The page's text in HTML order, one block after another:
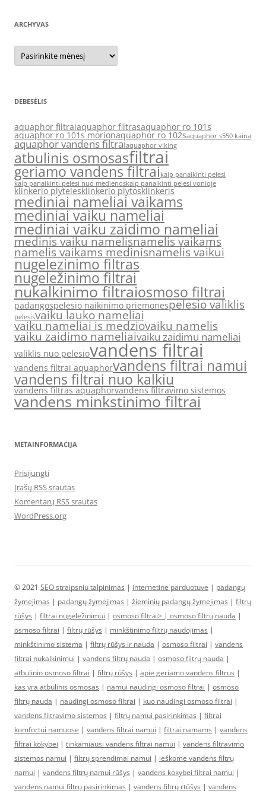
ARCHYVAS
Archyvas
DEBESĖLIS
aquaphor filtraiaquaphor filtrasaquaphor ro 101s
aquaphor ro 101s morionaquaphor ro 102saquaphor s550 kaina
aquaphor vandens filtraiaquaphor viking
atbulinis osmosasfiltrai
geriamo vandens filtraikaip panaikinti pelesi
kaip panaikinti pelesi nuo medienoskaip panaikinti pelesi vonioje
klinkerio plytelesklinkerio plytosklinkeris
mediniai nameliai vaikams
mediniai vaiku nameliai
mediniai vaiku zaidimo nameliai
medinis vaiku namelisnamelis vaikams
namelis vaikams medinisnamelis vaikui
nugelezinimo filtras
nugeležinimo filtrai
nukalkinimo filtraiosmoso filtrai
padangospelesio naikinimo priemonespelesio valiklis
pelesisvaiku lauko nameliai
vaiku nameliai is medziovaiku namelis
vaiku zaidimo nameliaivaiku zaidimu nameliai
valiklis nuo pelesiovandens filtrai
vandens filtrai aquaphorvandens filtrai namui
vandens filtrai nuo kalkiu
vandens filtras aquaphorvandens filtravimo sistemos
vandens minkstinimo filtrai
METAINFORMACIJA
Prisijungti
Įrašų RSS srautas
Komentarų RSS srautas
WordPress.org
© 2021 SEO straipsniu talpinimas | internetine parduotuve | padangų
žymėjimas | padangų žymėjimas | žieminių padangų žymėjimas | filtrų
rūšys | filtrai nugeležinimui | osmoso filtrai> | osmoso filtrų nauda |
osmoso filtrai | filtrų rūšys | minkštinimo filtrų naudojimas |
minkštinimo sistema | filtrų rūšys ir nauda | osmoso filtrai | vandens
filtrai nukalkinimui | vandens filtrų nauda | osmoso filtrų nauda |
atbulinio osmoso filtrai | filtrų rūšys | apie geriamo vandens filtrus |
kas yra atbulinis osmosas | namui naudingi osmoso filtrai | osmoso
filtrų nauda | naudingi osmoso filtrai | kuo naudingi osmoso filtrai |
vandens filtravimo sistemos | filtrų namui pasirinkimas | filtrai
komfortui namuose | vandens filtrai namui | filtrai namams | vandens
filtrai kokybei | tinkamiausi vandens filtrai namui | vandens filtravimo
sistemos namui | filtrų sprendimai namui | ieškome vandens filtrų
namui | vandens filtrų namui rūšys | vandens kokybei filtrai namui |
vandens namui filtrų pasirinkimas | vandens filtrų rtūšys | vandens